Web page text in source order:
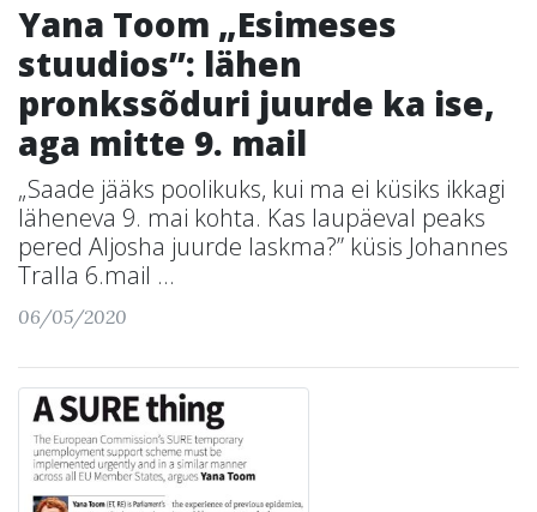
Yana Toom „Esimeses
stuudios”: lähen
pronkssõduri juurde ka ise,
aga mitte 9. mail
„Saade jääks poolikuks, kui ma ei küsiks ikkagi
läheneva 9. mai kohta. Kas laupäeval peaks
pered Aljosha juurde laskma?” küsis Johannes
Tralla 6.mail ...
06/05/2020